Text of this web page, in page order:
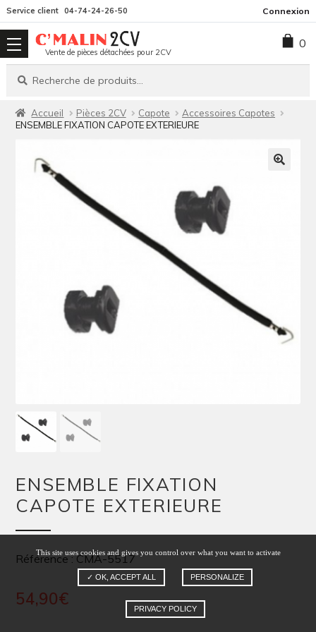
la
navigation
contenu
Service client 04-74-24-26-50 Connexion
Vente de pièces détachées pour 2CV
Recherche
Recherche
0
Accueil Pièces 2CV Capote
Accessoires Capotes
ENSEMBLE FIXATION CAPOTE EXTERIEURE
ENSEMBLE FIXATION
CAPOTE EXTERIEURE
Référence : CMA-5517
54,90€
This site uses cookies and gives you control over what you want to activate
✓ OK, ACCEPT ALL PERSONALIZE
PRIVACY POLICY